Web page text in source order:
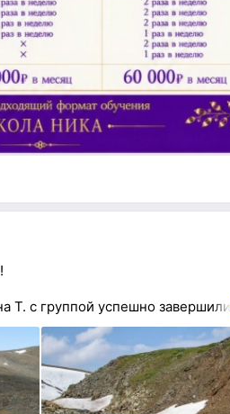
Т. с группой успешно завершили